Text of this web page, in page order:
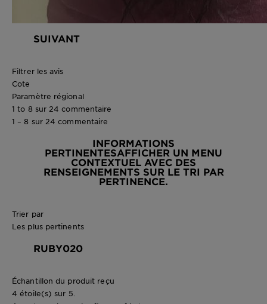
SUIVANT
Filtrer les avis
Cote
Paramètre régional
1 to 8 sur 24 commentaire
1 – 8 sur 24 commentaire
INFORMATIONS
PERTINENTESAFFICHER UN MENU
CONTEXTUEL AVEC DES
RENSEIGNEMENTS SUR LE TRI PAR
PERTINENCE.
Trier par
Les plus pertinents
RUBY020
Échantillon du produit reçu
4 étoile(s) sur 5.